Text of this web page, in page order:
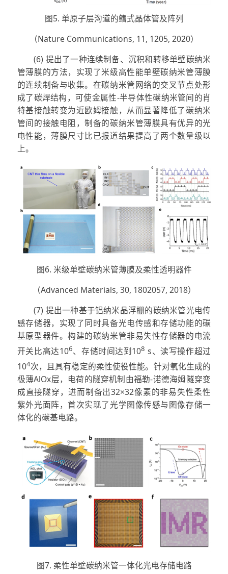
图5. 单原子层沟道的鳍式晶体管及阵列
（Nature Communications, 11, 1205, 2020）
(6) 提出了一种连续制备、沉积和转移单壁碳纳米
管薄膜的方法，实现了米级高性能单壁碳纳米管薄膜
的连续制备与收集。在碳纳米管网络的交叉节点处形
成了碳焊结构，可使金属性-半导体性碳纳米管间的肖
特基接触转变为近欧姆接触，从而显著降低了碳纳米
管间的接触电阻，制备的碳纳米管薄膜具有优异的光
电性能，薄膜尺寸比已报道结果提高了两个数量级以
上。
图6. 米级单壁碳纳米管薄膜及柔性透明器件
（Advanced Materials, 30, 1802057, 2018）
(7) 提出一种基于铝纳米晶浮栅的碳纳米管光电传
感存储器，实现了同时具备光电传感和存储功能的碳
基原型器件。构建的碳纳米管非易失性存储器的电流
开关比高达106、存储时间达到108 s、读写操作超过
104次，且具有稳定的柔性使役性能。针对氧化生成的
极薄AlOx层，电荷的隧穿机制由福勒-诺德海姆隧穿变
成直接隧穿，进而制备出32×32像素的非易失性柔性
紫外光面阵，首次实现了光学图像传感与图像存储一
体化的碳基电路。
图7. 柔性单壁碳纳米管一体化光电存储电路